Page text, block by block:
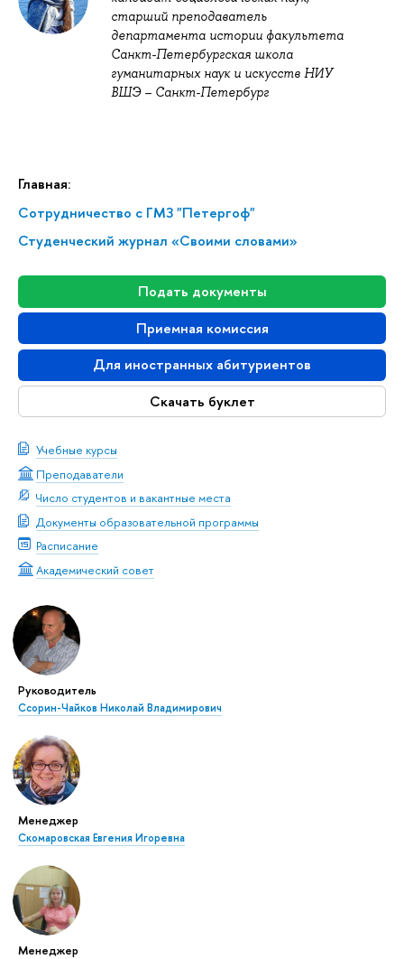
Главная:
Сотрудничество с ГМЗ "Петергоф"
Студенческий журнал «Своими словами»
Подать документы
Приемная комиссия
Для иностранных абитуриентов
Скачать буклет
Учебные курсы
Преподаватели
Число студентов и вакантные места
Документы образовательной программы
Расписание
Академический совет
Руководитель
Ссорин-Чайков Николай Владимирович
Менеджер
Скомаровская Евгения Игоревна
Менеджер
старший преподаватель
департамента истории факультета
Санкт-Петербургская школа
гуманитарных наук и искусств НИУ
ВШЭ – Санкт-Петербург